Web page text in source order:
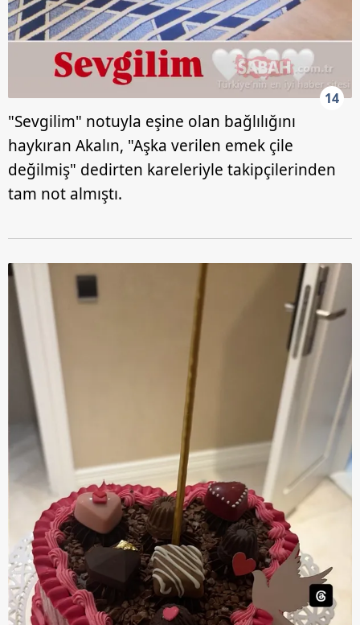
14
"Sevgilim" notuyla eşine olan bağlılığını
haykıran Akalın, "Aşka verilen emek çile
değilmiş" dedirten kareleriyle takipçilerinden
tam not almıştı.